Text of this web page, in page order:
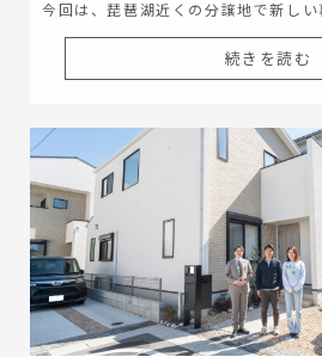
今回は、琵琶湖近くの分譲地で新しい
続きを読む